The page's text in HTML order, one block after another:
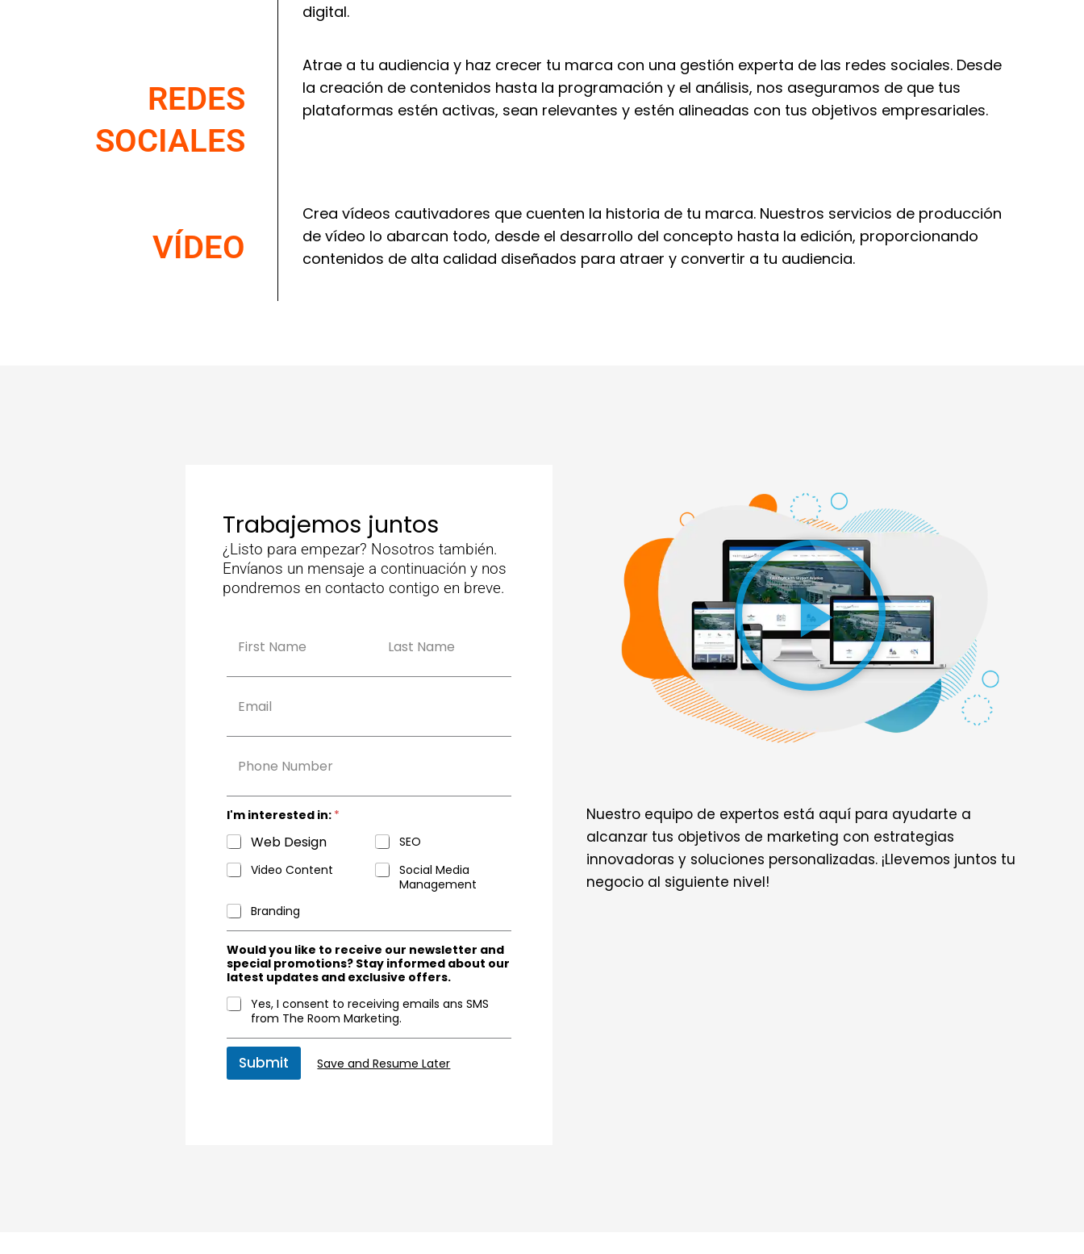
digital.
REDES
SOCIALES
Atrae a tu audiencia y haz crecer tu marca con una gestión experta de las redes sociales. Desde
la creación de contenidos hasta la programación y el análisis, nos aseguramos de que tus
plataformas estén activas, sean relevantes y estén alineadas con tus objetivos empresariales.
VÍDEO
Crea vídeos cautivadores que cuenten la historia de tu marca. Nuestros servicios de producción
de vídeo lo abarcan todo, desde el desarrollo del concepto hasta la edición, proporcionando
contenidos de alta calidad diseñados para atraer y convertir a tu audiencia.
Nuestro equipo de expertos está aquí para ayudarte a
alcanzar tus objetivos de marketing con estrategias
innovadoras y soluciones personalizadas. ¡Llevemos juntos tu
negocio al siguiente nivel!
Trabajemos juntos
¿Listo para empezar? Nosotros también.
Envíanos un mensaje a continuación y nos
pondremos en contacto contigo en breve.
e
i
n
e
I'm interested in: *
Web Design
SEO
Video Content
Social Media
Management
Branding
Would you like to receive our newsletter and
special promotions? Stay informed about our
latest updates and exclusive offers.
Yes, I consent to receiving emails ans SMS
from The Room Marketing.
Submit Save and Resume Later